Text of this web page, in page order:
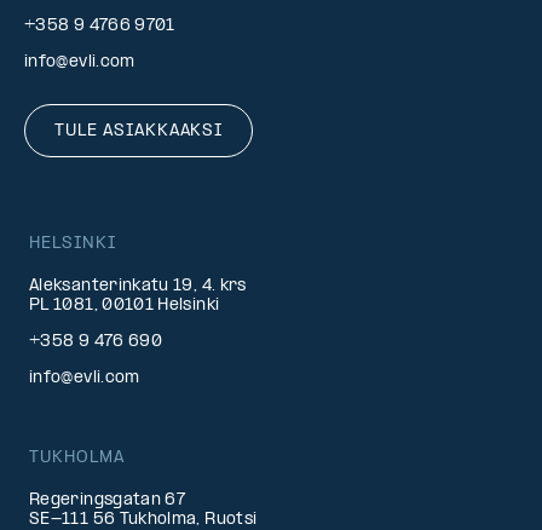
+358 9 4766 9701
info@evli.com
TULE ASIAKKAAKSI
HELSINKI
Aleksanterinkatu 19, 4. krs
PL 1081, 00101 Helsinki
+358 9 476 690
info@evli.com
TUKHOLMA
Regeringsgatan 67
SE-111 56 Tukholma, Ruotsi